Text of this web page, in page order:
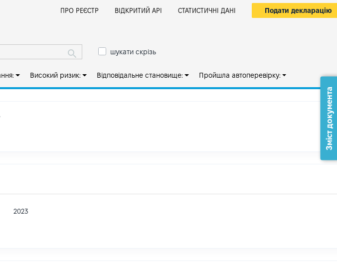
ПРО РЕЄСТР ВІДКРИТИЙ АРІ СТАТИСТИЧНІ ДАНІ Подати декларацію
шукати скрізь
Високий ризик: Відповідальне становище: Пройшла автоперевірку:
2023
Зміст документа